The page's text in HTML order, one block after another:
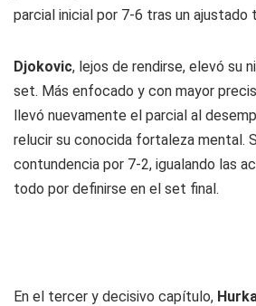
parcial inicial por 7-6 tras un ajustado
Djokovic, lejos de rendirse, elevó su
set. Más enfocado y con mayor
llevó nuevamente el parcial al
relucir su conocida fortaleza mental.
contundencia por 7-2, igualando las
todo por definirse en el set final.
En el tercer y decisivo capítulo,